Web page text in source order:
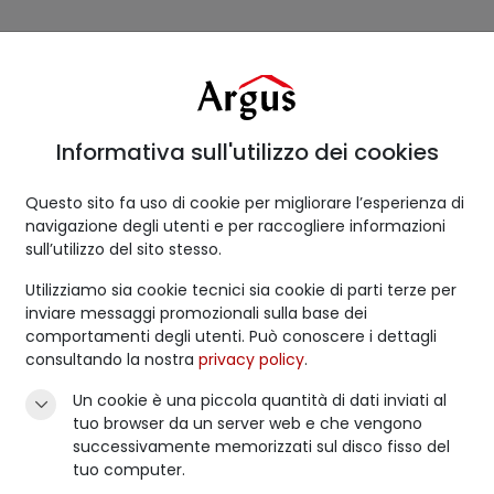
Informativa sull'utilizzo dei cookies
Questo sito fa uso di cookie per migliorare l’esperienza di
navigazione degli utenti e per raccogliere informazioni
sull’utilizzo del sito stesso.
Utilizziamo sia cookie tecnici sia cookie di parti terze per
inviare messaggi promozionali sulla base dei
comportamenti degli utenti. Può conoscere i dettagli
consultando la nostra privacy policy.
Un cookie è una piccola quantità di dati inviati al
tuo browser da un server web e che vengono
successivamente memorizzati sul disco fisso del
tuo computer.
una gamma completa
ogni aspetto della
in modo
professionale.
team garantisce una
e affidabile,
su ciò che più
un immobile?
la ricerca.
House hunting